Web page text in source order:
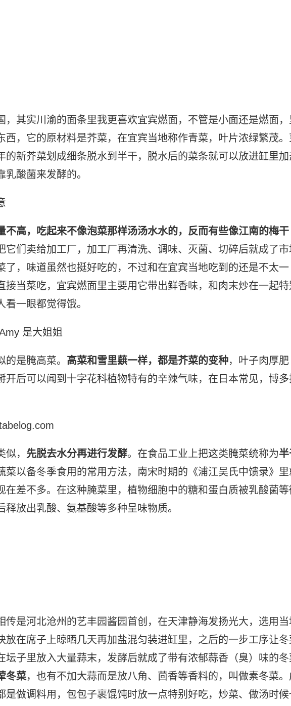
，其实川渝的面条里我更喜欢宜宾燃面，不管是小面还是燃面，
西，它的原材料是芥菜，在宜宾当地称作青菜，叶片浓绿繁茂。
的新芥菜划成细条脱水到半干，脱水后的菜条就可以放进缸里加
酸菌来发酵的。
不高，吃起来不像泡菜那样汤汤水水的，反而有些像江南的梅干
它们卖给加工厂，加工厂再清洗、调味、灭菌、切碎后就成了市
了，味道虽然也挺好吃的，不过和在宜宾当地吃到的还是不太一
接当菜吃，宜宾燃面里主要用它带出鲜香味，和肉末炒在一起特
一眼都觉得饿。
是大姐姐
是腌高菜。 高菜和雪里蕻一样，都是芥菜的变种，叶子肉厚肥
开后可以闻到十字花科植物特有的辛辣气味，在日本常见，博多
， 先脱去水分再进行发酵。在食品工业上把这类腌菜统称为
菜以备冬季食用的常用方法，南宋时期的《浦江吴氏中馈录》里
在差不多。在这种腌菜里，植物细胞中的糖和蛋白质被乳酸菌等
放出乳酸、氨基酸等多种呈味物质。
传是河北沧州的艺丰园酱园首创，在天津静海发扬光大，选用当
放在席子上晾晒几天再加盐混匀装进缸里，之后的一步工序让冬
坛子里放入大量蒜末，发酵后就成了带有浓郁蒜香（臭）味的冬
冬菜，也有不加大蒜而是放八角、茴香等香料的，叫做素冬菜。
是做调料用，包包子裹馄饨时放一点特别好吃，炒菜、做汤时候